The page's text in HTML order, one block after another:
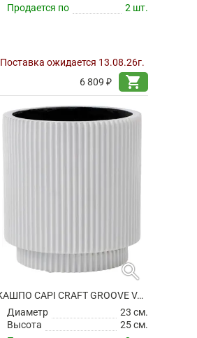
Продается по
2 шт.
Поставка ожидается 13.08.26г.
6 809 ₽
shopping_cart
search
КАШПО CAPI CRAFT GROOVE VASE CYLINDER WHITE
Диаметр
23 см.
Высота
25 см.